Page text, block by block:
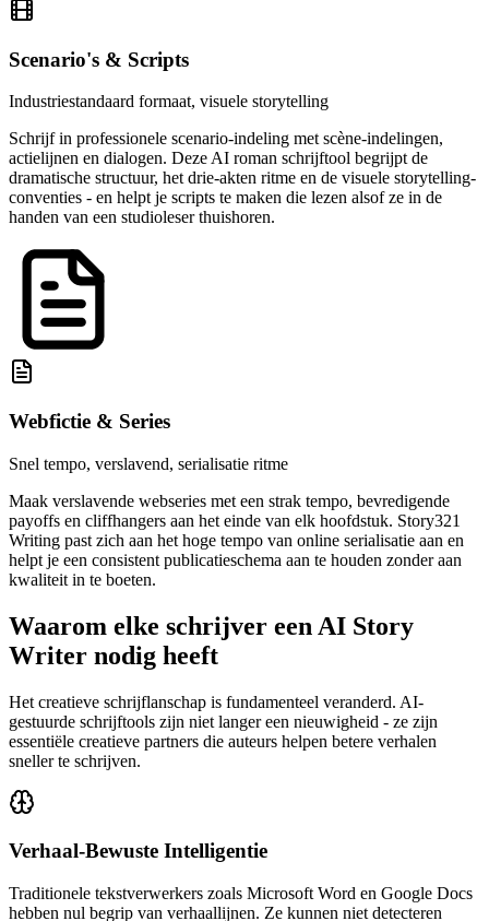
Scenario's & Scripts
Industriestandaard formaat, visuele storytelling
Schrijf in professionele scenario-indeling met scène-indelingen,
actielijnen en dialogen. Deze AI roman schrijftool begrijpt de
dramatische structuur, het drie-akten ritme en de visuele storytelling-
conventies - en helpt je scripts te maken die lezen alsof ze in de
handen van een studioleser thuishoren.
Webfictie & Series
Snel tempo, verslavend, serialisatie ritme
Maak verslavende webseries met een strak tempo, bevredigende
payoffs en cliffhangers aan het einde van elk hoofdstuk. Story321
Writing past zich aan het hoge tempo van online serialisatie aan en
helpt je een consistent publicatieschema aan te houden zonder aan
kwaliteit in te boeten.
Waarom elke schrijver een AI Story
Writer nodig heeft
Het creatieve schrijflanschap is fundamenteel veranderd. AI-
gestuurde schrijftools zijn niet langer een nieuwigheid - ze zijn
essentiële creatieve partners die auteurs helpen betere verhalen
sneller te schrijven.
Verhaal-Bewuste Intelligentie
Traditionele tekstverwerkers zoals Microsoft Word en Google Docs
hebben nul begrip van verhaallijnen. Ze kunnen niet detecteren